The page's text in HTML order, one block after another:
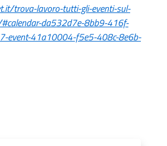
trova-lavoro-tutti-gli-eventi-sul-
da532d7e-8bb9-416f-
event-41a10004-f5e5-408c-8e6b-